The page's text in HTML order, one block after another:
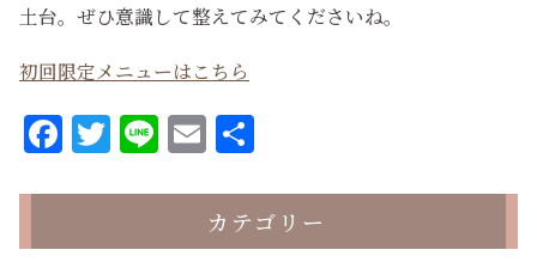
土台。ぜひ意識して整えてみてくださいね。
初回限定メニューはこちら
Facebook
Twitter
LineEmail
カテゴリー